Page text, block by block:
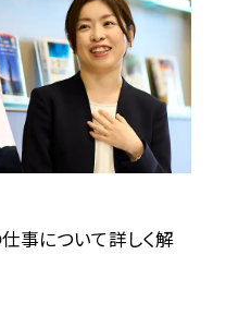
事について詳しく解